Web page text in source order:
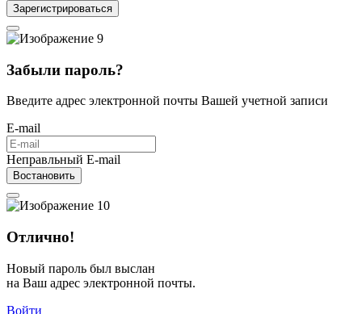
Зарегистрироваться
Забыли пароль?
Введите адрес электронной почты Вашей учетной записи
E-mail
Неправльный E-mail
Востановить
Отлично!
Новый пароль был выслан
на Ваш адрес электронной почты.
Войти